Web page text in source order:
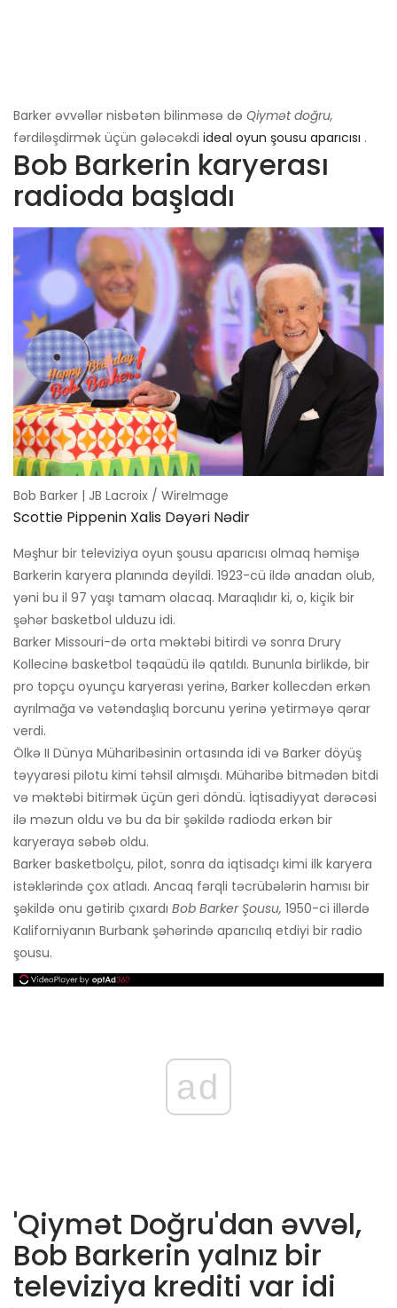
Barker əvvəllər nisbətən bilinməsə də Qiymət doğru,
fərdiləşdirmək üçün gələcəkdi ideal oyun şousu aparıcısı .
Bob Barkerin karyerası
radioda başladı
Bob Barker | JB Lacroix / WireImage
Scottie Pippenin Xalis Dəyəri Nədir
Məşhur bir televiziya oyun şousu aparıcısı olmaq həmişə
Barkerin karyera planında deyildi. 1923-cü ildə anadan olub,
yəni bu il 97 yaşı tamam olacaq. Maraqlıdır ki, o, kiçik bir
şəhər basketbol ulduzu idi.
Barker Missouri-də orta məktəbi bitirdi və sonra Drury
Kollecinə basketbol təqaüdü ilə qatıldı. Bununla birlikdə, bir
pro topçu oyunçu karyerası yerinə, Barker kollecdən erkən
ayrılmağa və vətəndaşlıq borcunu yerinə yetirməyə qərar
verdi.
Ölkə II Dünya Müharibəsinin ortasında idi və Barker döyüş
təyyarəsi pilotu kimi təhsil almışdı. Müharibə bitmədən bitdi
və məktəbi bitirmək üçün geri döndü. İqtisadiyyat dərəcəsi
ilə məzun oldu və bu da bir şəkildə radioda erkən bir
karyeraya səbəb oldu.
Barker basketbolçu, pilot, sonra da iqtisadçı kimi ilk karyera
istəklərində çox atladı. Ancaq fərqli təcrübələrin hamısı bir
şəkildə onu gətirib çıxardı Bob Barker Şousu, 1950-ci illərdə
Kaliforniyanın Burbank şəhərində aparıcılıq etdiyi bir radio
şousu.
ad
'Qiymət Doğru'dan əvvəl,
Bob Barkerin yalnız bir
televiziya krediti var idi